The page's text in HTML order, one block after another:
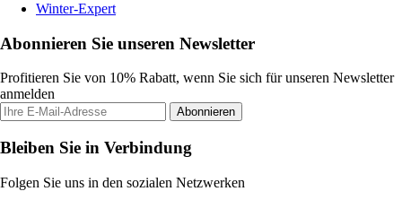
Winter-Expert
Abonnieren Sie unseren Newsletter
Profitieren Sie von 10% Rabatt, wenn Sie sich für unseren Newsletter
anmelden
Abonnieren
Bleiben Sie in Verbindung
Folgen Sie uns in den sozialen Netzwerken